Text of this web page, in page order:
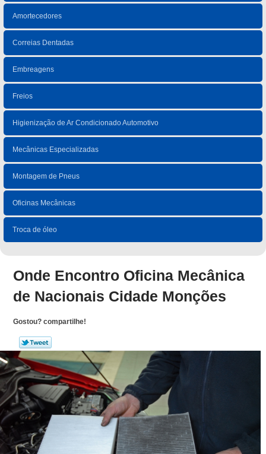
Amortecedores
Correias Dentadas
Embreagens
Freios
Higienização de Ar Condicionado Automotivo
Mecânicas Especializadas
Montagem de Pneus
Oficinas Mecânicas
Troca de óleo
Onde Encontro Oficina Mecânica
de Nacionais Cidade Monções
Gostou? compartilhe!